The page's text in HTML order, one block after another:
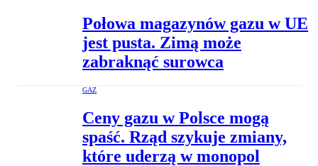
Połowa magazynów gazu w UE
jest pusta. Zimą może
zabraknąć surowca
GAZ
Ceny gazu w Polsce mogą
spaść. Rząd szykuje zmiany,
które uderzą w monopol